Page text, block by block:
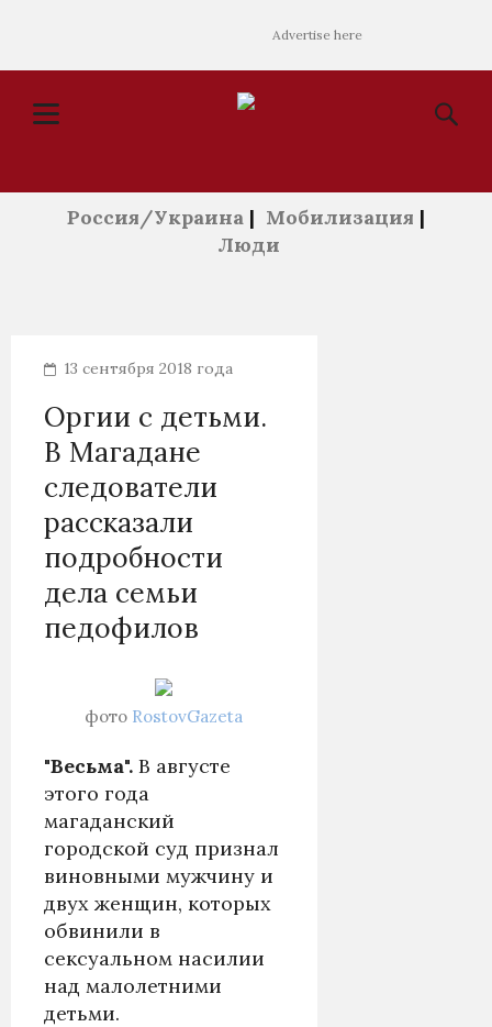
Advertise here
Россия/Украина | Мобилизация |
Люди
13 сентября 2018 года
Оргии с детьми.
В Магадане
следователи
рассказали
подробности
дела семьи
педофилов
фото RostovGazeta
"Весьма". В августе
этого года
магаданский
городской суд признал
виновными мужчину и
двух женщин, которых
обвинили в
сексуальном насилии
над малолетними
детьми.